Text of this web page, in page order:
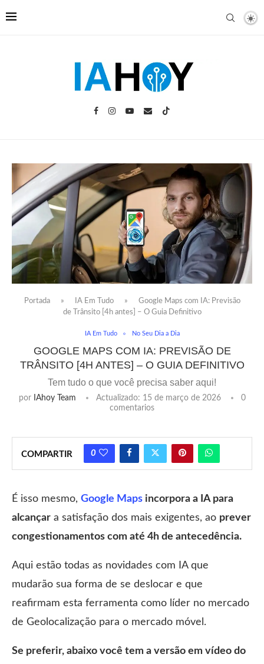
Portada » IA Em Tudo »
Google Maps com IA: Previsão
de Trânsito [4h antes] – O Guia Definitivo
IA Em Tudo No Seu Dia a Dia
GOOGLE MAPS COM IA: PREVISÃO DE
TRÂNSITO [4H ANTES] – O GUIA DEFINITIVO
Tem tudo o que você precisa saber aqui!
por IAhoy Team Actualizado: 15 de março de 2026
0
comentarios
COMPARTIR 0
É isso mesmo, Google Maps incorpora a IA para
alcançar a satisfação dos mais exigentes, ao prever
congestionamentos com até 4h de antecedência.
Aqui estão todas as novidades com IA que
mudarão sua forma de se deslocar e que
reafirmam esta ferramenta como líder no mercado
de Geolocalização para o mercado móvel.
Se preferir, abaixo você tem a versão em vídeo do